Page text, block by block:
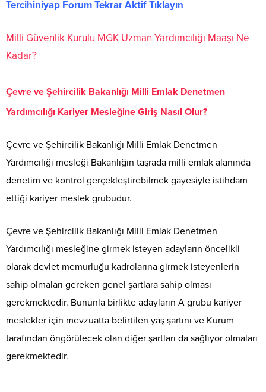
Tercihiniyap Forum Tekrar Aktif Tıklayın
Milli Güvenlik Kurulu MGK Uzman Yardımcılığı Maaşı Ne
Kadar?
Çevre ve Şehircilik Bakanlığı Milli Emlak Denetmen
Yardımcılığı Kariyer Mesleğine Giriş Nasıl Olur?
Çevre ve Şehircilik Bakanlığı Milli Emlak Denetmen
Yardımcılığı mesleği Bakanlığın taşrada milli emlak alanında
denetim ve kontrol gerçekleştirebilmek gayesiyle istihdam
ettiği kariyer meslek grubudur.
Çevre ve Şehircilik Bakanlığı Milli Emlak Denetmen
Yardımcılığı mesleğine girmek isteyen adayların öncelikli
olarak devlet memurluğu kadrolarına girmek isteyenlerin
sahip olmaları gereken genel şartlara sahip olması
gerekmektedir. Bununla birlikte adayların A grubu kariyer
meslekler için mevzuatta belirtilen yaş şartını ve Kurum
tarafından öngörülecek olan diğer şartları da sağlıyor olmaları
gerekmektedir.